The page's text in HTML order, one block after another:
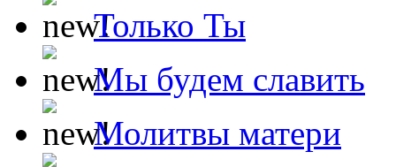
Только Ты
Мы будем славить
Молитвы матери